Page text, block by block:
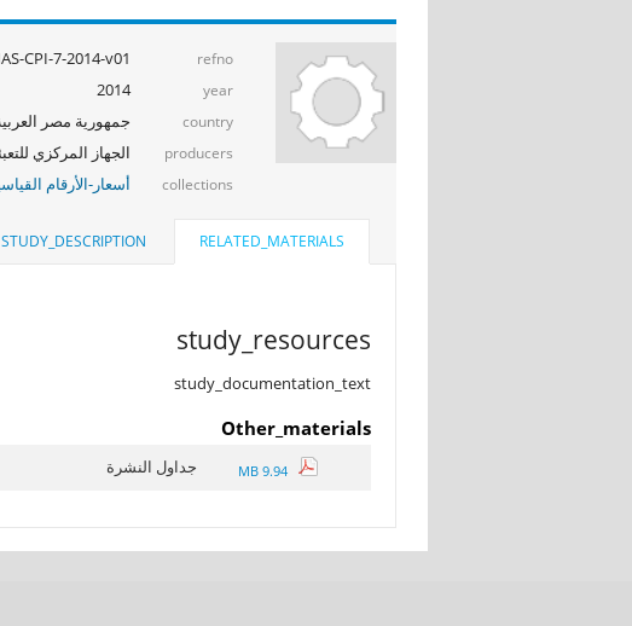
refno
CPI-7-2014-v01
year
2014
country جمهورية مصر
producers الجهاز المركزي
collections أسعار-الأرقام
RELATED_MATERIALS
STUDY_DESCRIPTION
study_resources
study_documentation_text
Other_materials
جداول النشرة 9.94 MB